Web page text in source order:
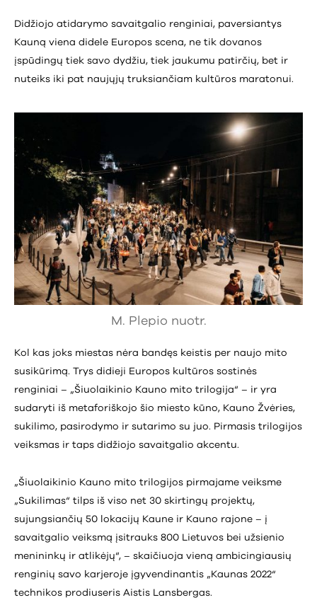
Didžiojo atidarymo savaitgalio renginiai, paversiantys
Kauną viena didele Europos scena, ne tik dovanos
įspūdingų tiek savo dydžiu, tiek jaukumu patirčių, bet ir
nuteiks iki pat naujųjų truksiančiam kultūros maratonui.
M. Plepio nuotr.
Kol kas joks miestas nėra bandęs keistis per naujo mito
susikūrimą. Trys didieji Europos kultūros sostinės
renginiai – „Šiuolaikinio Kauno mito trilogija“ – ir yra
sudaryti iš metaforiškojo šio miesto kūno, Kauno Žvėries,
sukilimo, pasirodymo ir sutarimo su juo. Pirmasis trilogijos
veiksmas ir taps didžiojo savaitgalio akcentu.
„Šiuolaikinio Kauno mito trilogijos pirmajame veiksme
„Sukilimas“ tilps iš viso net 30 skirtingų projektų,
sujungsiančių 50 lokacijų Kaune ir Kauno rajone – į
savaitgalio veiksmą įsitrauks 800 Lietuvos bei užsienio
menininkų ir atlikėjų“, – skaičiuoja vieną ambicingiausių
renginių savo karjeroje įgyvendinantis „Kaunas 2022“
technikos prodiuseris Aistis Lansbergas.